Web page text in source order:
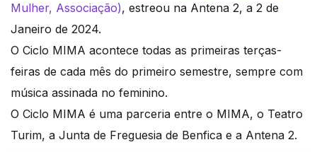
Mulher, Associação), estreou na Antena 2, a 2 de
Janeiro de 2024.
O Ciclo MIMA acontece todas as primeiras terças-
feiras de cada mês do primeiro semestre, sempre com
música assinada no feminino.
O Ciclo MIMA é uma parceria entre o MIMA, o Teatro
Turim, a Junta de Freguesia de Benfica e a Antena 2.